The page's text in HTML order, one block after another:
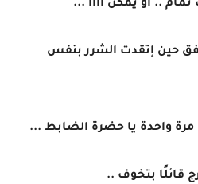
تمام .. أو يمكن اااا ...
حين إتقدت الشرر بنفس
واحدة يا حضرة الضابط ...
قائلًا بتخوف ..